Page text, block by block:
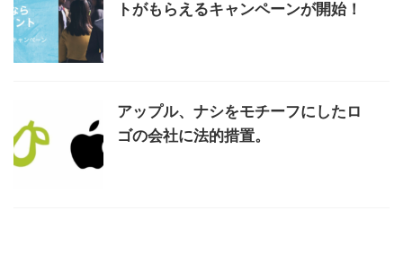
トがもらえるキャンペーンが開始！
アップル、ナシをモチーフにしたロ
ゴの会社に法的措置。